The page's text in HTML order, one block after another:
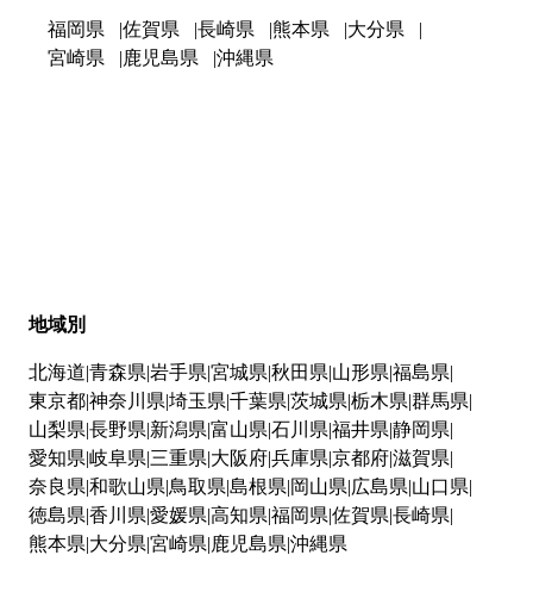
福岡県 佐賀県 長崎県 熊本県
大分県
宮崎県
鹿児島県 沖縄県
地域別
北海道 青森県 岩手県 宮城県 秋田県 山形県 福島県
東京都神奈川県 埼玉県 千葉県 茨城県 栃木県 群馬県
山梨県 長野県 新潟県 富山県 石川県 福井県 静岡県
愛知県 岐阜県 三重県 大阪府兵庫県 京都府滋賀県
奈良県 和歌山県 鳥取県 島根県 岡山県 広島県 山口県
徳島県 香川県 愛媛県 高知県 福岡県 佐賀県 長崎県
熊本県 大分県 宮崎県 鹿児島県 沖縄県